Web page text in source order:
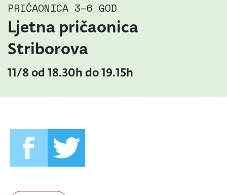
PRIČAONICA 3–6 GOD
Ljetna pričaonica
Striborova
11/8 od 18.30h do 19.15h